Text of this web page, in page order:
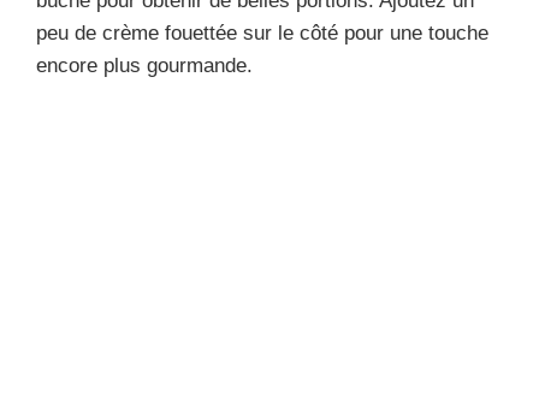
peu de crème fouettée sur le côté pour une touche
encore plus gourmande.